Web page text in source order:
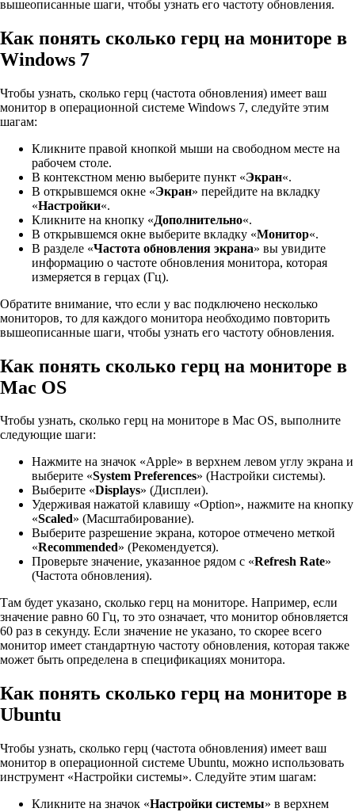
вышеописанные шаги, чтобы узнать его частоту обновления.
Как понять сколько герц на мониторе в
Windows 7
Чтобы узнать, сколько герц (частота обновления) имеет ваш
монитор в операционной системе Windows 7, следуйте этим
шагам:
Кликните правой кнопкой мыши на свободном месте на
рабочем столе.
В контекстном меню выберите пункт «Экран«.
В открывшемся окне «Экран» перейдите на вкладку
«Настройки«.
Кликните на кнопку «Дополнительно«.
В открывшемся окне выберите вкладку «Монитор«.
В разделе «Частота обновления экрана» вы увидите
информацию о частоте обновления монитора, которая
измеряется в герцах (Гц).
Обратите внимание, что если у вас подключено несколько
мониторов, то для каждого монитора необходимо повторить
вышеописанные шаги, чтобы узнать его частоту обновления.
Как понять сколько герц на мониторе в
Mac OS
Чтобы узнать, сколько герц на мониторе в Mac OS, выполните
следующие шаги:
Нажмите на значок «Apple» в верхнем левом углу экрана и
выберите «System Preferences» (Настройки системы).
Выберите «Displays» (Дисплеи).
Удерживая нажатой клавишу «Option», нажмите на кнопку
«Scaled» (Масштабирование).
Выберите разрешение экрана, которое отмечено меткой
«Recommended» (Рекомендуется).
Проверьте значение, указанное рядом с «Refresh Rate»
(Частота обновления).
Там будет указано, сколько герц на мониторе. Например, если
значение равно 60 Гц, то это означает, что монитор обновляется
60 раз в секунду. Если значение не указано, то скорее всего
монитор имеет стандартную частоту обновления, которая также
может быть определена в спецификациях монитора.
Как понять сколько герц на мониторе в
Ubuntu
Чтобы узнать, сколько герц (частота обновления) имеет ваш
монитор в операционной системе Ubuntu, можно использовать
инструмент «Настройки системы». Следуйте этим шагам:
Кликните на значок «Настройки системы» в верхнем